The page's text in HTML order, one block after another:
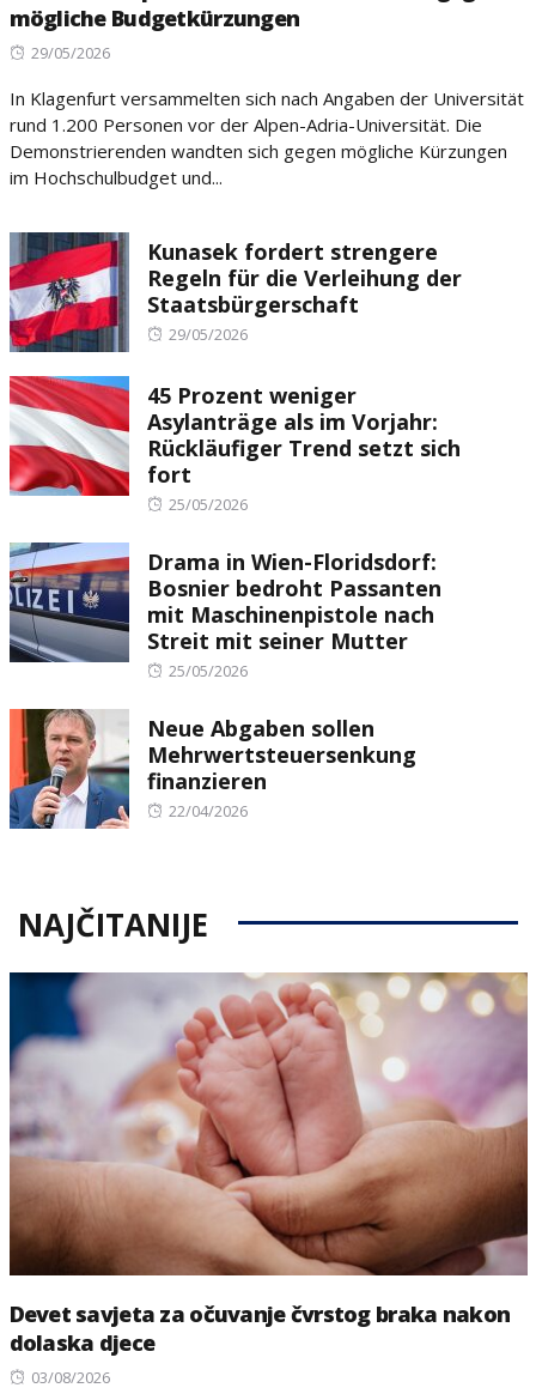
mögliche Budgetkürzungen
Posted
29/05/2026
In Klagenfurt versammelten sich nach Angaben der Universität
rund 1.200 Personen vor der Alpen-Adria-Universität. Die
Demonstrierenden wandten sich gegen mögliche Kürzungen
im Hochschulbudget und...
Kunasek fordert strengere
Regeln für die Verleihung der
Staatsbürgerschaft
Posted
29/05/2026
45 Prozent weniger
Asylanträge als im Vorjahr:
Rückläufiger Trend setzt sich
fort
Posted
25/05/2026
Drama in Wien-Floridsdorf:
Bosnier bedroht Passanten
mit Maschinenpistole nach
Streit mit seiner Mutter
Posted
25/05/2026
Neue Abgaben sollen
Mehrwertsteuersenkung
finanzieren
Posted
22/04/2026
NAJČITANIJE
Devet savjeta za očuvanje čvrstog braka nakon
dolaska djece
Posted
03/08/2026